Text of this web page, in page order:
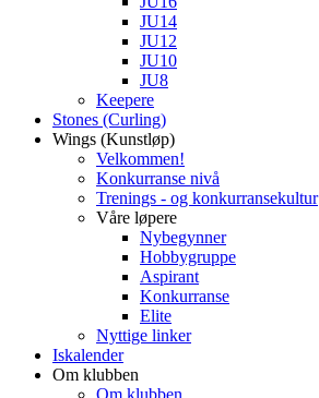
JU14
JU12
JU10
JU8
Keepere
Stones (Curling)
Wings (Kunstløp)
Velkommen!
Konkurranse nivå
Trenings - og konkurransekultur
Våre løpere
Nybegynner
Hobbygruppe
Aspirant
Konkurranse
Elite
Nyttige linker
Iskalender
Om klubben
Om klubben